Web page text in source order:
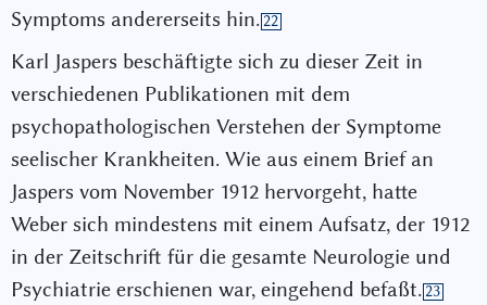
Symptoms andererseits hin.22
Karl Jaspers beschäftigte sich zu dieser Zeit in
verschiedenen Publikationen mit dem
psychopathologischen Verstehen der Symptome
seelischer Krankheiten. Wie aus einem Brief an
Jaspers vom November 1912 hervorgeht, hatte
Weber sich mindestens mit einem Aufsatz, der 1912
in der Zeitschrift für die gesamte Neurologie und
Psychiatrie erschienen war, eingehend befaßt.23